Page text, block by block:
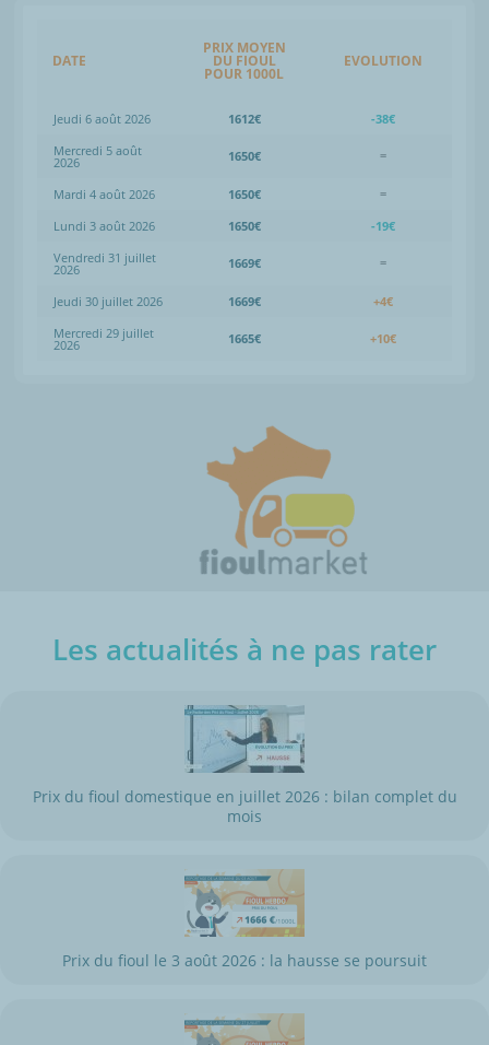
DATE
PRIX MOYEN
DU FIOUL
POUR 1000L
EVOLUTION
Jeudi 6 août 2026 1612€
-38€
Mercredi 5 août
2026 1650€ =
Mardi 4 août 2026 1650€
=
Lundi 3 août 2026
1650€
-19€
Vendredi 31 juillet
2026 1669€ =
Jeudi 30 juillet 2026 1669€
+4€
Mercredi 29 juillet
2026 1665€ +10€
Les actualités à ne pas rater
Prix du fioul domestique en juillet 2026 : bilan complet du
mois
Prix du fioul le 3 août 2026 : la hausse se poursuit